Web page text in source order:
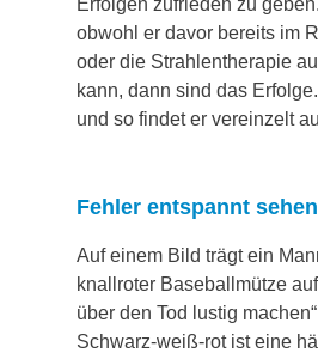
Erfolgen zufrieden zu
obwohl er davor bereits im
oder die Strahlentherapie
kann, dann sind das
und so findet er vereinzelt
Fehler entspannt sehen
Auf einem Bild trägt ein
knallroter Baseballmütze
über den Tod lustig
Schwarz-weiß-rot ist eine